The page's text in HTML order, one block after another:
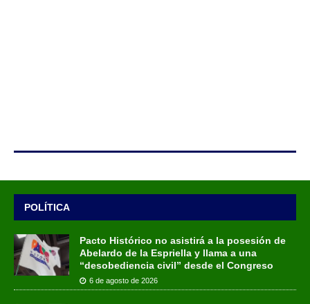
POLÍTICA
Pacto Histórico no asistirá a la posesión de
Abelardo de la Espriella y llama a una
“desobediencia civil” desde el Congreso
6 de agosto de 2026